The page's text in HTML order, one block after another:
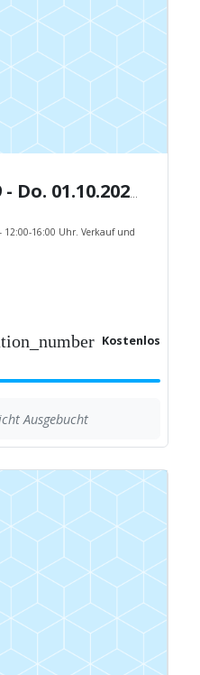
Helferschicht 19 - Do. 01.10.2026 - 12:00-16:00 Uhr.
12:00-16:00 Uhr. Verkauf und
Kostenlos
Ausgebucht